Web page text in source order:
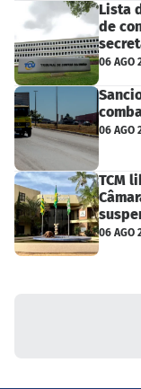
Lista
de
06 AGO
06 AGO
TCM
06 AGO